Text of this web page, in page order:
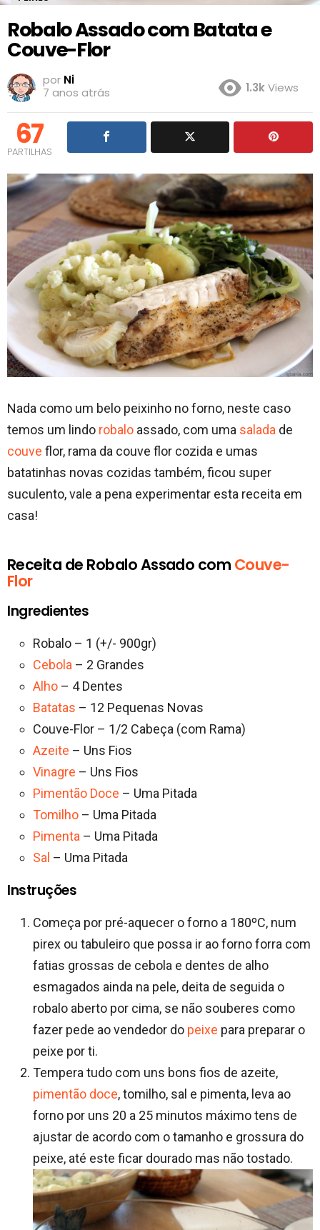
Robalo Assado com Batata e
Couve-Flor
por Ni
7 anos atrás
1.3kViews
67
PARTILHAS
Nada como um belo peixinho no forno, neste caso
temos um lindo robalo assado, com uma salada de
couve flor, rama da couve flor cozida e umas
batatinhas novas cozidas também, ficou super
suculento, vale a pena experimentar esta receita em
casa!
Receita de Robalo Assado com Couve-
Flor
Ingredientes
Robalo – 1 (+/- 900gr)
Cebola – 2 Grandes
Alho – 4 Dentes
Batatas – 12 Pequenas Novas
Couve-Flor – 1/2 Cabeça (com Rama)
Azeite – Uns Fios
Vinagre – Uns Fios
Pimentão Doce – Uma Pitada
Tomilho – Uma Pitada
Pimenta – Uma Pitada
Sal – Uma Pitada
Instruções
Começa por pré-aquecer o forno a 180ºC, num
pirex ou tabuleiro que possa ir ao forno forra com
fatias grossas de cebola e dentes de alho
esmagados ainda na pele, deita de seguida o
robalo aberto por cima, se não souberes como
fazer pede ao vendedor do peixe para preparar o
peixe por ti.
Tempera tudo com uns bons fios de azeite,
pimentão doce, tomilho, sal e pimenta, leva ao
forno por uns 20 a 25 minutos máximo tens de
ajustar de acordo com o tamanho e grossura do
peixe, até este ficar dourado mas não tostado.